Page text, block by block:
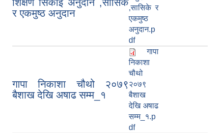
शिक्षण सिकाइ अनुदान ,सासिके
र एकमुष्ठ अनुदान
,सासिके र
एकमुष्ठ
अनुदान.p
df
गापा निकाशा चौथो २०७९
बैशाख देखि अषाढ सम्म_१
गापा
निकाशा
चौथो
२०७९
बैशाख
देखि अषाढ
सम्म_१.p
df